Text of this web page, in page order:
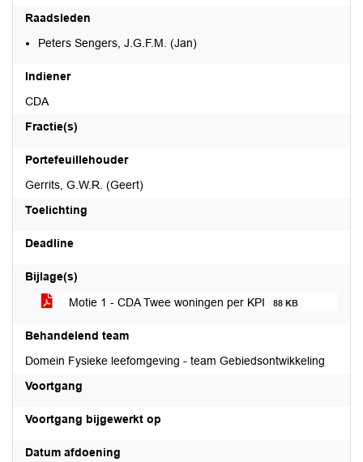
Raadsleden
Peters Sengers, J.G.F.M. (Jan)
Indiener
CDA
Fractie(s)
Portefeuillehouder
Gerrits, G.W.R. (Geert)
Toelichting
Deadline
Bijlage(s)
Motie 1 - CDA Twee woningen per KPI
88 KB
Behandelend team
Domein Fysieke leefomgeving - team Gebiedsontwikkeling
Voortgang
Voortgang bijgewerkt op
Datum afdoening